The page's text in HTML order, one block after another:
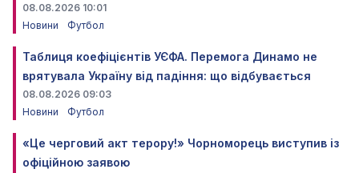
08.08.2026 10:01
Новини
Футбол
Таблиця коефіцієнтів УЄФА. Перемога Динамо не
врятувала Україну від падіння: що відбувається
08.08.2026 09:03
Новини
Футбол
«Це черговий акт терору!» Чорноморець виступив із
офіційною заявою